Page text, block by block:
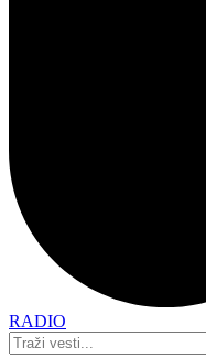
RADIO